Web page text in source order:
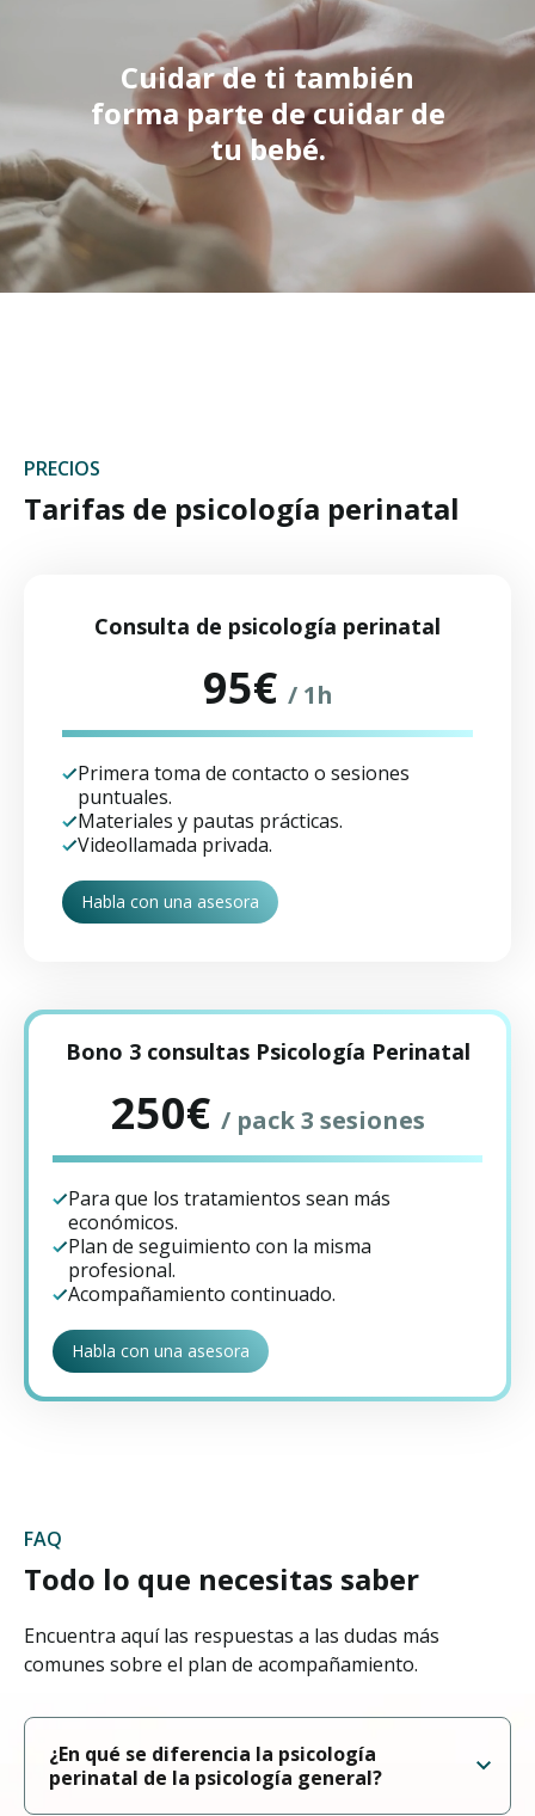
Cuidar de ti también
forma parte de cuidar de
tu bebé.
PRECIOS
Tarifas de psicología perinatal
Consulta de psicología perinatal
95€ / 1h
Primera toma de contacto o sesiones
puntuales.
Materiales y pautas prácticas.
Videollamada privada.
Habla con una asesora
Bono 3 consultas Psicología Perinatal
250€ / pack 3 sesiones
Para que los tratamientos sean más
económicos.
Plan de seguimiento con la misma
profesional.
Acompañamiento continuado.
Habla con una asesora
FAQ
Todo lo que necesitas saber
Encuentra aquí las respuestas a las dudas más
comunes sobre el plan de acompañamiento.
¿En qué se diferencia la psicología
perinatal de la psicología general?